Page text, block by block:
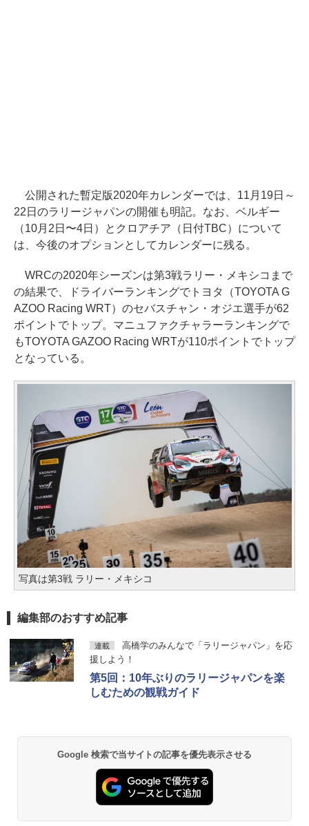
公開された暫定版2020年カレンダーでは、11月19日～
22日のラリージャパンの開催も明記。なお、ベルギー
（10月2日〜4日）とクロアチア（日付TBC）について
は、今後のオプションとしてカレンダーに残る。
WRCの2020年シーズンは第3戦ラリー・メキシコまで
の結果で、ドライバーランキングでトヨタ（TOYOTA G
AZOO Racing WRT）のセバスチャン・オジエ選手が62
ポイントでトップ。マニュファクチャラーランキングで
もTOYOTA GAZOO Racing WRTが110ポイントでトップ
となっている。
写真は第3戦 ラリー・メキシコ
編集部のおすすめ記事
連載
高橋学のみんなで「ラリージャパン」を応
援しよう！
第5回：10年ぶりのラリージャパンを楽
しむための観戦ガイド
Google 検索で当サイトの記事を優先表示させる